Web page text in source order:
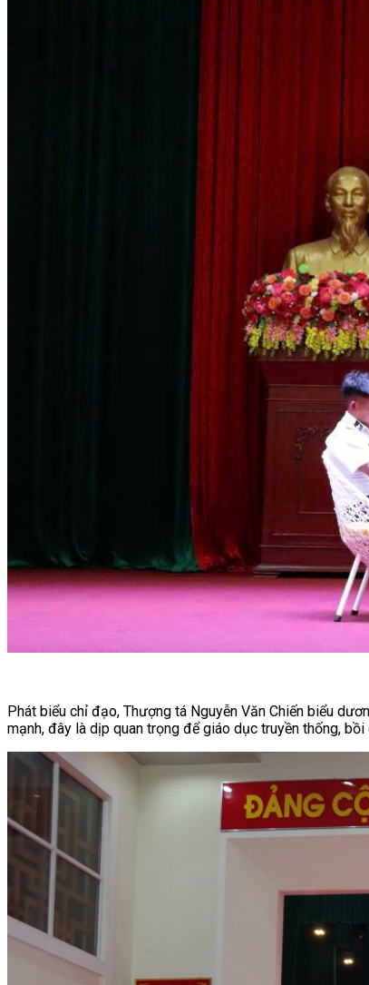
Phát biểu chỉ đạo, Thượng tá Nguyễn Văn Chiến biểu
mạnh, đây là dịp quan trọng để giáo dục truyền thống,